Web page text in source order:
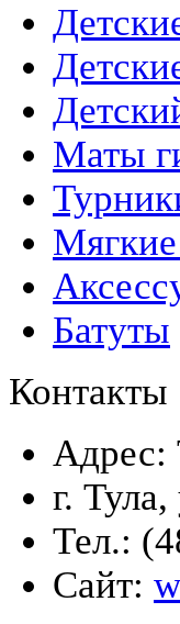
Маты
Батуты
Контакты
Адрес:
г.
Тел.:
Сайт: